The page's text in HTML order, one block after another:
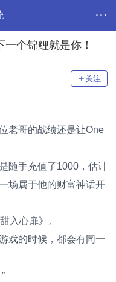
个锦鲤就是你！
关注
老哥的战绩还是让One
随手充值了1000，估计
场属于他的财富神话开
入心扉》。
戏的时候，都会有同一